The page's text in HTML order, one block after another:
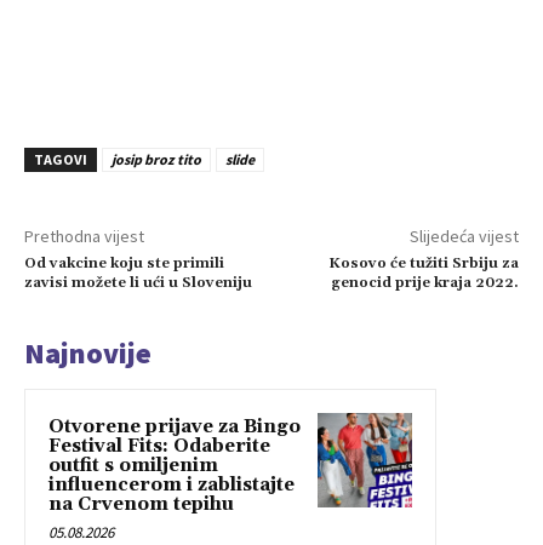
TAGOVI josip broz tito slide
Prethodna vijest
Od vakcine koju ste primili
zavisi možete li ući u Sloveniju
Slijedeća vijest
Kosovo će tužiti Srbiju za
genocid prije kraja 2022.
Najnovije
Otvorene prijave za Bingo
Festival Fits: Odaberite
outfit s omiljenim
influencerom i zablistajte
na Crvenom tepihu
05.08.2026